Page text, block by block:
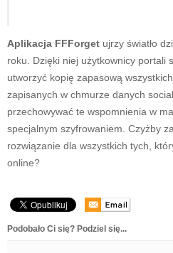
Aplikacja FFForget ujrzy światło
roku. Dzięki niej użytkownicy portali
utworzyć kopię zapasową
zapisanych w chmurze danych
przechowywać te wspomnienia w
specjalnym szyfrowaniem. Czyżby
rozwiązanie dla wszystkich tych,
online?
Podobało Ci się? Podziel się...